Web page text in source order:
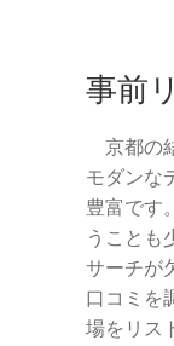
事前
京都の
モダンな
豊富です
うことも
サーチが
口コミを
場をリス